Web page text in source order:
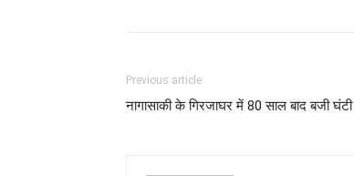
Previous article
नागासाकी के गिरजाघर में 80 साल बाद बजी घंटी